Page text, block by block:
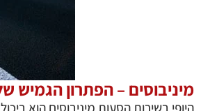
מיניבוסים – הפתרון
היופי בשירות הסעות מיניבוסים הוא